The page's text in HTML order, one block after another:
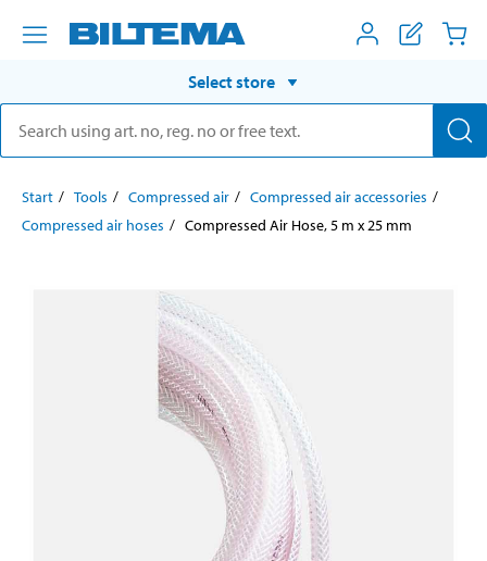
Select store
Start Tools Compressed air
Compressed air accessories
Compressed air hoses
Compressed Air Hose, 5 m x 25 mm